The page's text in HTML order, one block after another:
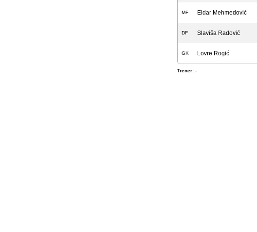
MF Eldar Mehmedović
DF Slaviša Radović
GK Lovre Rogić
Trener: -